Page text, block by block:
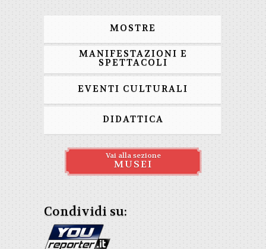
MOSTRE
MANIFESTAZIONI E
SPETTACOLI
EVENTI CULTURALI
DIDATTICA
Vai alla sezione
MUSEI
Condividi su: